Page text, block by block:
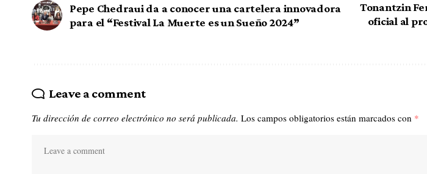
Pepe Chedraui da a conocer una cartelera innovadora
para el “Festival La Muerte es un Sueño 2024”
Tonantzin
oficial al
Leave a comment
Tu dirección de correo electrónico no será publicada. Los campos obligatorios están marcados con *